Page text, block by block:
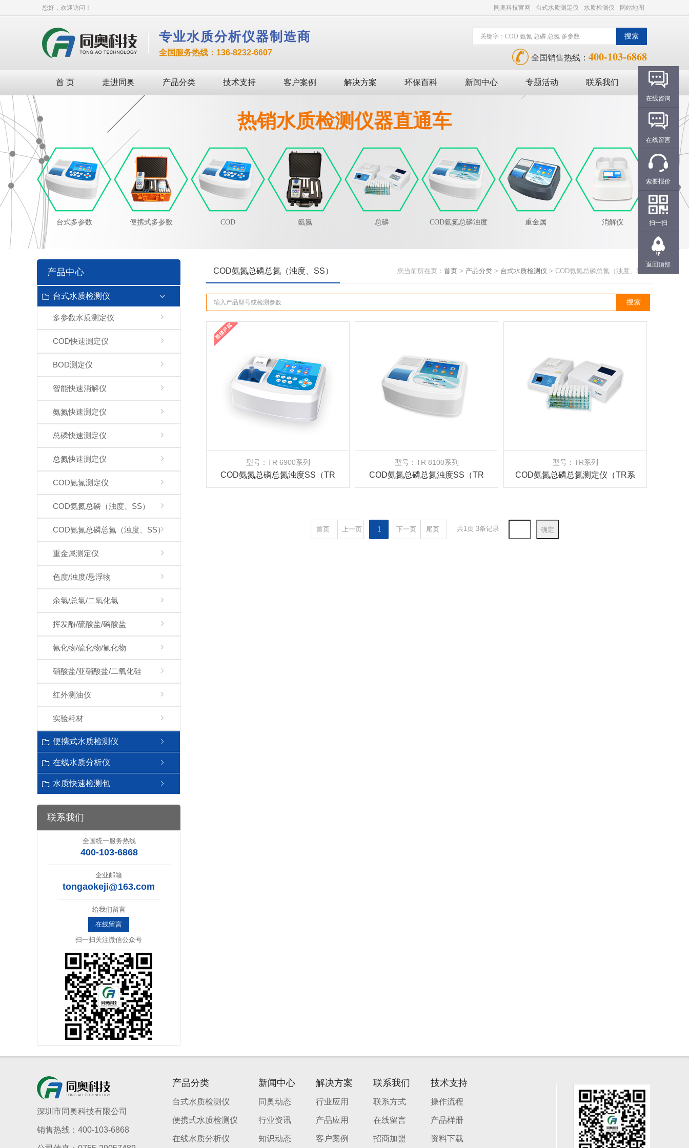
您好，欢迎访问！ 同奥科技官网 台式水质测定仪 水质检测仪 网站地图
专业水质分析仪器制造商
全国服务热线：136-8232-6607
全国销售热线： 400-103-6868
首 页 走进同奥 产品分类 技术支持 客户案例 解决方案 环保百科 新闻中心 专题活动 联系我们
热销水质检测仪器直通车
台式多参数 便携式多参数 COD 氨氮 总磷 COD氨氮总磷浊度 重金属 消解仪
产品中心
台式水质检测仪
多参数水质测定仪
COD快速测定仪
BOD测定仪
智能快速消解仪
氨氮快速测定仪
总磷快速测定仪
总氮快速测定仪
COD氨氮测定仪
COD氨氮总磷（浊度、SS）
COD氨氮总磷总氮（浊度、SS）
重金属测定仪
色度/浊度/悬浮物
余氯/总氯/二氧化氯
挥发酚/硫酸盐/磷酸盐
氰化物/硫化物/氟化物
硝酸盐/亚硝酸盐/二氧化硅
红外测油仪
实验耗材
便携式水质检测仪
在线水质分析仪
水质快速检测包
联系我们
全国统一服务热线
400-103-6868
企业邮箱
tongaokeji@163.com
给我们留言
在线留言
扫一扫关注微信公众号
COD氨氮总磷总氮（浊度、SS） 您当前所在页： 首页 > 产品分类 > 台式水质检测仪 > COD氨氮总磷总氮（浊度、SS）
型号：TR 6900系列
COD氨氮总磷总氮浊度SS（TR
6900系列）
型号：TR 8100系列
COD氨氮总磷总氮浊度SS（TR
8100系列）
型号：TR系列
COD氨氮总磷总氮测定仪（TR系
列）
首页 上一页 1 下一页 尾页 共1页 3条记录 确定
深圳市同奥科技有限公司
销售热线：400-103-6868
产品分类
台式水质检测仪
便携式水质检测仪
在线水质分析仪
新闻中心
同奥动态
行业资讯
知识动态
解决方案
行业应用
产品应用
客户案例
联系我们
联系方式
在线留言
招商加盟
技术支持
操作流程
产品样册
资料下载
在线咨询
在线留言
索要报价
扫一扫
返回顶部